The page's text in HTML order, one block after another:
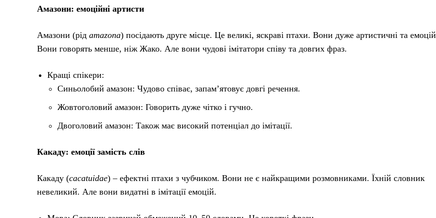
Амазони: емоційні артисти
Амазони (рід amazona) посідають друге місце. Це великі, яскраві птахи. Вони дуже артистичні та
Вони говорять менше, ніж Жако. Але вони чудові імітатори співу та довгих фраз.
Кращі спікери:
Синьолобий амазон: Чудово співає, запам’ятовує довгі речення.
Жовтоголовий амазон: Говорить дуже чітко і гучно.
Двоголовий амазон: Також має високий потенціал до імітації.
Какаду: емоції замість слів
Какаду (cacatuidae) – ефектні птахи з чубчиком. Вони не є найкращими розмовниками. Їхній словник
невеликий. Але вони видатні в імітації емоцій.